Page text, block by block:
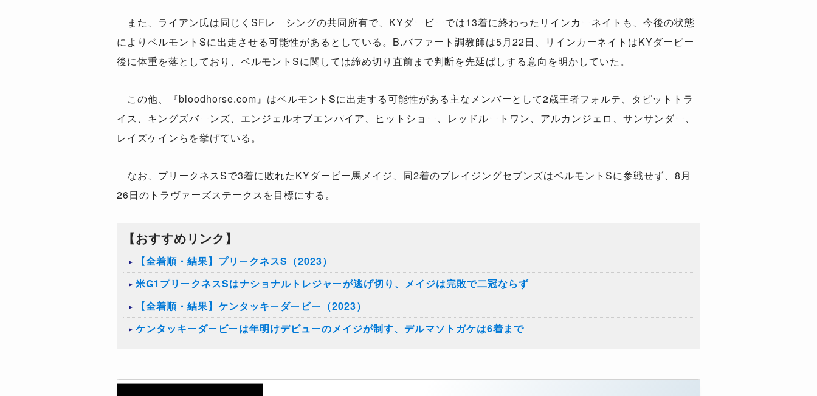
また、ライアン氏は同じくSFレーシングの共同所有で、KYダービーでは13着に終わったリインカーネイトも、今後の状態
によりベルモントSに出走させる可能性があるとしている。B.バファート調教師は5月22日、リインカーネイトはKYダービー
後に体重を落としており、ベルモントSに関しては締め切り直前まで判断を先延ばしする意向を明かしていた。
この他、『bloodhorse.com』はベルモントSに出走する可能性がある主なメンバーとして2歳王者フォルテ、タピットトラ
イス、キングズバーンズ、エンジェルオブエンパイア、ヒットショー、レッドルートワン、アルカンジェロ、サンサンダー、
レイズケインらを挙げている。
なお、プリークネスSで3着に敗れたKYダービー馬メイジ、同2着のブレイジングセブンズはベルモントSに参戦せず、8月
26日のトラヴァーズステークスを目標にする。
【おすすめリンク】
【全着順・結果】プリークネスS（2023）
米G1プリークネスSはナショナルトレジャーが逃げ切り、メイジは完敗で二冠ならず
【全着順・結果】ケンタッキーダービー（2023）
ケンタッキーダービーは年明けデビューのメイジが制す、デルマソトガケは6着まで